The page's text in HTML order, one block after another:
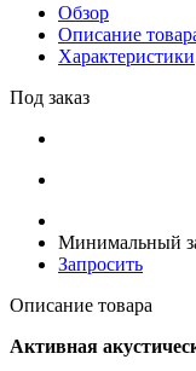
Обзор
Описание
Характеристики
Под заказ
Минимальный
Запросить
Описание товара
Активная